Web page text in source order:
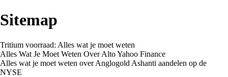
Sitemap
Tritium voorraad: Alles wat je moet weten
Alles Wat Je Moet Weten Over Alto Yahoo Finance
Alles wat je moet weten over Anglogold Ashanti aandelen op de
NYSE